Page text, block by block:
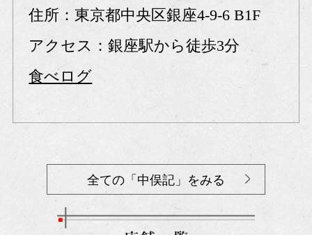
住所：東京都中央区銀座4-9-6 B1F
アクセス：銀座駅から徒歩3分
食べログ
全ての「中俣記」をみる